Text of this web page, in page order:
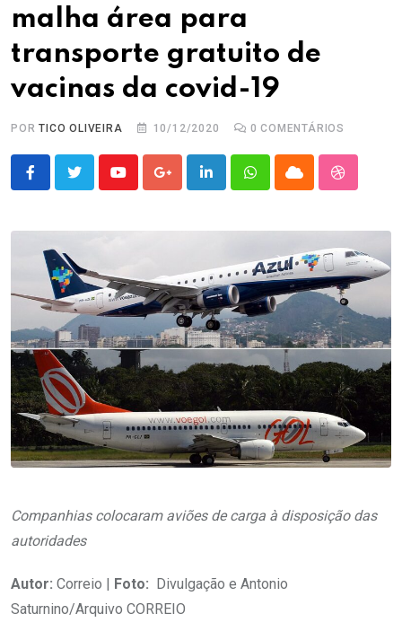
malha área para
transporte gratuito de
vacinas da covid-19
PORTICO OLIVEIRA 10/12/2020 0 COMENTÁRIOS
YoutubeGoogle+LinkedInWhatsappCloud
Companhias colocaram aviões de carga à disposição das
autoridades
Autor: Correio | Foto: Divulgação e Antonio
Saturnino/Arquivo CORREIO